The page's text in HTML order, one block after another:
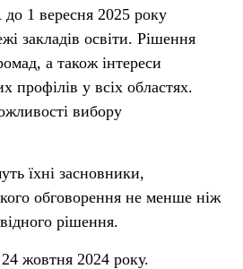
1 вересня 2025 року
закладів освіти. Рішення
а також інтереси
профілів у всіх областях.
вибору
їхні засновники,
обговорення не менше ніж
рішення.
жовтня 2024 року.